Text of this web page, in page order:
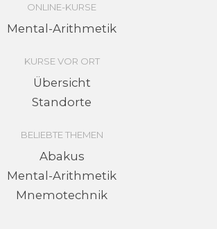
ONLINE-KURSE
Mental-Arithmetik
KURSE VOR ORT
Übersicht
Standorte
BELIEBTE THEMEN
Abakus
Mental-Arithmetik
Mnemo­technik